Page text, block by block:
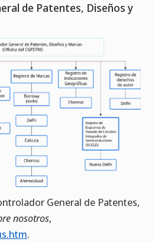
de Patentes, Diseños y
General de Patentes,
nosotros,
.